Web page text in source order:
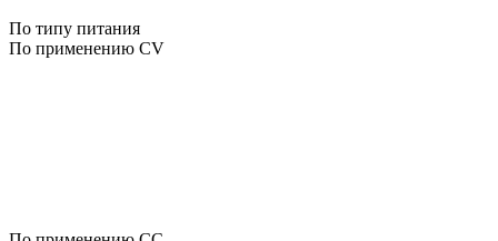
По типу питания
По применению CV